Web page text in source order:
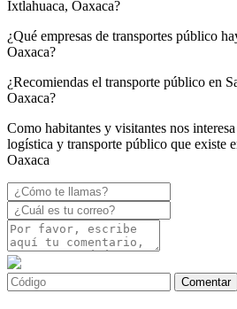
Ixtlahuaca, Oaxaca?
¿Qué empresas de transportes público
Oaxaca?
¿Recomiendas el transporte público en
Oaxaca?
Como habitantes y visitantes nos
logística y transporte público que existe
Oaxaca